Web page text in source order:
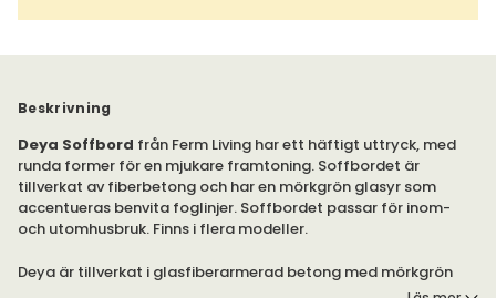
Beskrivning
Deya Soffbord från Ferm Living har ett häftigt uttryck, med
runda former för en mjukare framtoning. Soffbordet är
tillverkat av fiberbetong och har en mörkgrön glasyr som
accentueras benvita foglinjer. Soffbordet passar för inom-
och utomhusbruk. Finns i flera modeller.
Deya är tillverkat i glasfiberarmerad betong med mörkgrön
glasyr och vita foglinjer och passar både för inom- och